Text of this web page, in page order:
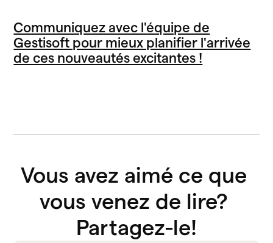
Communiquez avec l'équipe de
Gestisoft pour mieux planifier l'arrivée
de ces nouveautés excitantes !
Vous avez aimé ce que
vous venez de lire?
Partagez-le!